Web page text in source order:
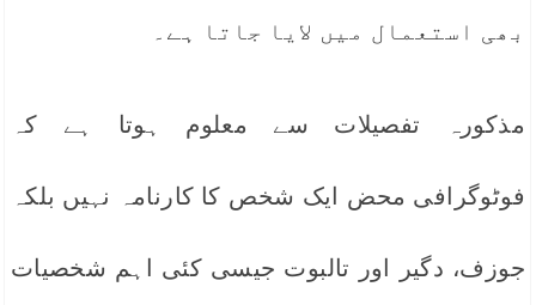
بھی استعمال میں لایا جاتا ہے۔
مذکورہ تفصیلات سے معلوم ہوتا ہے کہ
فوٹوگرافی محض ایک شخص کا کارنامہ نہیں بلکہ
جوزف، دگیر اور تالبوت جیسی کئی اہم شخصیات